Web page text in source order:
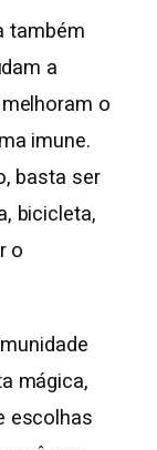
também
a
o
imune.
basta ser
bicicleta,
o
mágica,
escolhas